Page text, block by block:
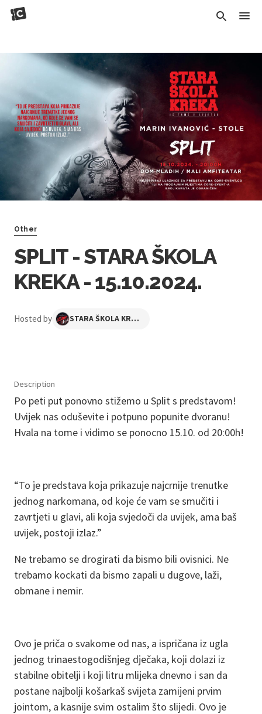
Other
SPLIT - STARA ŠKOLA
KREKA - 15.10.2024.
Hosted by STARA ŠKOLA KREKA
Description
Po peti put ponovno stižemo u Split s predstavom!
Uvijek nas oduševite i potpuno popunite dvoranu!
Hvala na tome i vidimo se ponocno 15.10. od 20:00h!
“To je predstava koja prikazuje najcrnije trenutke
jednog narkomana, od koje će vam se smučiti i
zavrtjeti u glavi, ali koja svjedoči da uvijek, ama baš
uvijek, postoji izlaz.”
Ne trebamo se drogirati da bismo bili ovisnici. Ne
trebamo kockati da bismo zapali u dugove, laži,
obmane i nemir.
Ovo je priča o svakome od nas, a ispričana iz ugla
jednog trinaestogodišnjeg dječaka, koji dolazi iz
stabilne obitelji i koji litru mlijeka dnevno i san da
postane najbolji košarkaš svijeta zamijeni prvim
jointom, a kasnije svim ostalim što slijedi. Ovo je